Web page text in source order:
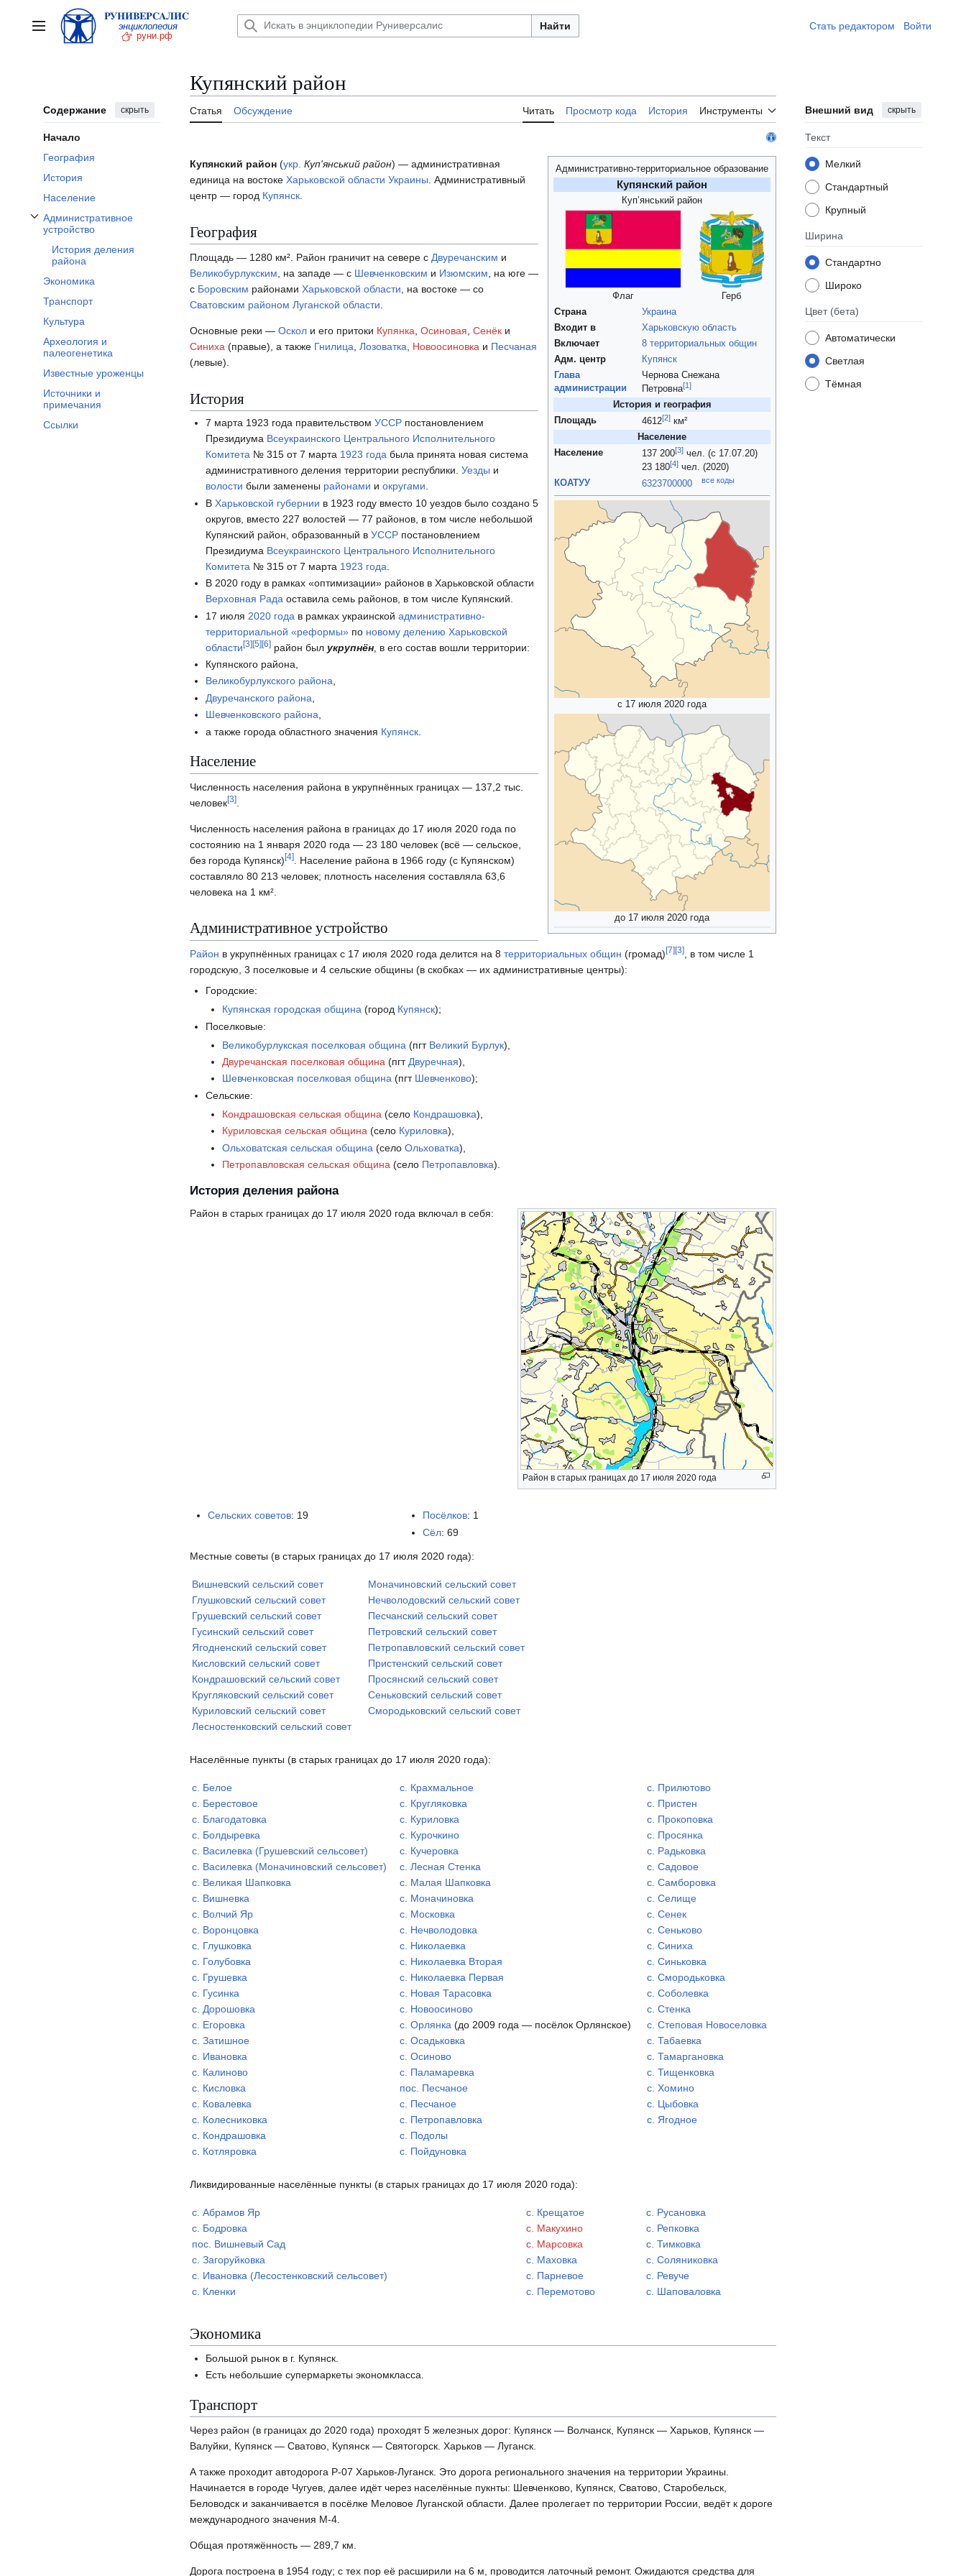
содержаниюГлавное меню Найти Стать редактором ​ Войти
Содержание скрыть
Начало
География
История
Население
Административное
устройство
Отобразить/Скрыть подраздел Административное устройство
История деления
района
Экономика
Транспорт
Культура
Археология и
палеогенетика
Известные уроженцы
Источники и
примечания
Ссылки
Купянский район
Статья Обсуждение Читать Просмотр кода История Инструменты Внешний вид скрыть
Текст
Мелкий
Стандартный
Крупный
Ширина
Стандартно
Широко
Цвет (бета)
Автоматически
Светлая
Тёмная
Административно-территориальное образование
Купянский район
Куп’янський район
Флаг
Герб
Страна
Украина
Входит в
Харьковскую область
Включает
8 территориальных общин
Адм. центр
Купянск
Глава
администрации
Чернова Снежана
Петровна[1]
История и география
Площадь
4612[2] км²
Население
Население
137 200[3] чел. (с 17.07.20)
23 180[4] чел. (2020)
КОАТУУ
6323700000 все коды
с 17 июля 2020 года
до 17 июля 2020 года
Купянский район (укр. Куп'янський район) — административная
единица на востоке Харьковской области Украины . Административный
центр — город Купянск
География
Площадь — 1280 км². Район граничит на севере с Двуречанским и
Великобурлукским , на западе — с Шевченковским и Изюмским , на юге —
с Боровским районами Харьковской области , на востоке — со
Сватовским районом Луганской области
Основные реки — Оскол и его притоки Купянка Осиновая Сенёк и
Синиха (правые), а также Гнилица Лозоватка Новоосиновка и Песчаная
(левые).
История
7 марта 1923 года правительствомУССР постановлением
Президиума Всеукраинского Центрального Исполнительного
Комитета № 315 от 7 марта 1923 года была принята новая система
административного деления территории республики.Уезды и
волости были заменены районами иокругами.
ВХарьковской губернии в 1923 году вместо 10 уездов было создано 5
округов, вместо 227 волостей — 77 районов, в том числе небольшой
Купянский район, образованный вУССР постановлением
Президиума Всеукраинского Центрального Исполнительного
Комитета № 315 от 7 марта 1923 года
В 2020 году в рамках «оптимизации» районов в Харьковской области
Верховная Рада оставила семь районов, в том числе Купянский.
17 июля 2020 года в рамках украинскойадминистративно-
территориальной «реформы» по новому делению Харьковской
области[3] [5] [6] район был укрупнён , в его состав вошли территории:
Купянского района,
Великобурлукского района,
Двуречанского района
Шевченковского района
а также города областного значения Купянск
Население
Численность населения района в укрупнённых границах — 137,2 тыс.
человек[3]
Численность населения района в границах до 17 июля 2020 года по
состоянию на 1 января 2020 года — 23 180 человек (всё — сельское,
без города Купянск) [4]
. Население района в 1966 году (с Купянском)
составляло 80 213 человек; плотность населения составляла 63,6
человека на 1 км².
Административное устройство
Район в укрупнённых границах с 17 июля 2020 года делится на 8 территориальных общин (громад) [7] [3]
, в том числе 1
городскую, 3 поселковые и 4 сельские общины (в скобках — их административные центры):
Городские:
Купянская городская община (город Купянск);
Поселковые:
Великобурлукская поселковая община (пгт Великий Бурлук),
Двуречанская поселковая община (пгт Двуречная),
Шевченковская поселковая община(пгт Шевченково);
Сельские:
Кондрашовская сельская община (село Кондрашовка),
Куриловская сельская община(село Куриловка),
Ольховатская сельская община (село Ольховатка),
Петропавловская сельская община(село Петропавловка).
История деления района
Район в старых границах до 17 июля 2020 года
Район в старых границах до 17 июля 2020 года включал в себя:
Сельских советов: 19 Посёлков: 1
Сёл: 69
Местные советы (в старых границах до 17 июля 2020 года):
Вишневский сельский совет
Глушковский сельский совет
Грушевский сельский совет
Гусинский сельский совет
Ягодненский сельский совет
Кисловский сельский совет
Кондрашовский сельский совет
Кругляковский сельский совет
Куриловский сельский совет
Лесностенковский сельский совет
Моначиновский сельский совет
Нечволодовский сельский совет
Песчанский сельский совет
Петровский сельский совет
Петропавловский сельский совет
Пристенский сельский совет
Просянский сельский совет
Сеньковский сельский совет
Смородьковский сельский совет
Населённые пункты (в старых границах до 17 июля 2020 года):
с. Белое
с. Берестовое
с. Благодатовка
с. Болдыревка
с. Василевка (Грушевский сельсовет)
с. Василевка (Моначиновский сельсовет)
с. Великая Шапковка
с. Вишневка
с. Волчий Яр
с. Воронцовка
с. Глушковка
с. Голубовка
с. Грушевка
с. Гусинка
с. Дорошовка
с. Егоровка
с. Затишное
с. Ивановка
с. Калиново
с. Кисловка
с. Ковалевка
с. Колесниковка
с. Кондрашовка
с. Котляровка
с. Крахмальное
с. Кругляковка
с. Куриловка
с. Курочкино
с. Кучеровка
с. Лесная Стенка
с. Малая Шапковка
с. Моначиновка
с. Московка
с. Нечволодовка
с. Николаевка
с. Николаевка Вторая
с. Николаевка Первая
с. Новая Тарасовка
с. Новоосиново
с. Орлянка (до 2009 года — посёлок Орлянское)
с. Осадьковка
с. Осиново
с. Паламаревка
пос. Песчаное
с. Песчаное
с. Петропавловка
с. Подолы
с. Пойдуновка
с. Прилютово
с. Пристен
с. Прокоповка
с. Просянка
с. Радьковка
с. Садовое
с. Самборовка
с. Селище
с. Сенек
с. Сеньково
с. Синиха
с. Синьковка
с. Смородьковка
с. Соболевка
с. Стенка
с. Степовая Новоселовка
с. Табаевка
с. Тамаргановка
с. Тищенковка
с. Хомино
с. Цыбовка
с. Ягодное
Ликвидированные населённые пункты (в старых границах до 17 июля 2020 года):
с. Абрамов Яр
с. Бодровка
пос. Вишневый Сад
с. Загоруйковка
с. Ивановка (Лесостенковский сельсовет)
с. Кленки
с. Крещатое
с. Макухино
с. Марсовка
с. Маховка
с. Парневое
с. Перемотово
с. Русановка
с. Репковка
с. Тимковка
с. Соляниковка
с. Ревуче
с. Шаповаловка
Экономика
Большой рынок в г. Купянск.
Есть небольшие супермаркеты экономкласса.
Транспорт
Через район (в границах до 2020 года) проходят 5 железных дорог: Купянск — Волчанск, Купянск — Харьков, Купянск —
Валуйки, Купянск — Сватово, Купянск — Святогорск. Харьков — Луганск.
А также проходит автодорога P-07 Харьков-Луганск. Это дорога регионального значения на территории Украины.
Начинается в городе Чугуев, далее идёт через населённые пукнты: Шевченково, Купянск, Сватово, Старобельск,
Беловодск и заканчивается в посёлке Меловое Луганской области. Далее пролегает по территории России, ведёт к дороге
международного значения M-4.
Общая протяжённость — 289,7 км.
Дорога построена в 1954 году; с тех пор её расширили на 6 м, проводится латочный ремонт. Ожидаются средства для